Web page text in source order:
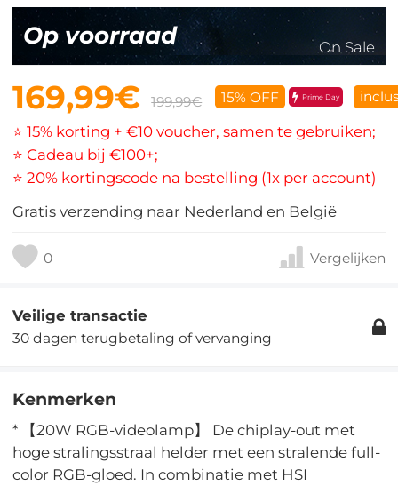
Op voorraad On Sale
169,99€ 199,99€ 15% OFF Prime Day
⭐ 15% korting + €10 voucher, samen te gebruiken;
⭐ Cadeau bij €100+;
⭐ 20% kortingscode na bestelling (1x per account)
Gratis verzending naar Nederland en België
0 Vergelijken
Veilige transactie
30 dagen terugbetaling of vervanging
Kenmerken
* 【20W RGB-videolamp】 De chiplay-out met
hoge stralingsstraal helder met een stralende full-
color RGB-gloed. In combinatie met HSI